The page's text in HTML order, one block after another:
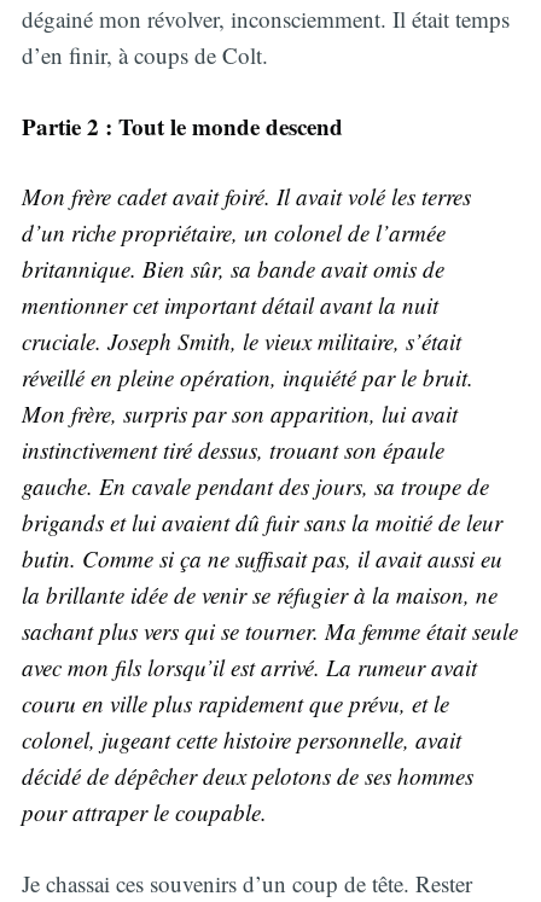
dégainé mon révolver, inconsciemment. Il était temps
d’en finir, à coups de Colt.
Partie 2 : Tout le monde descend
Mon frère cadet avait foiré. Il avait volé les terres
d’un riche propriétaire, un colonel de l’armée
britannique. Bien sûr, sa bande avait omis de
mentionner cet important détail avant la nuit
cruciale. Joseph Smith, le vieux militaire, s’était
réveillé en pleine opération, inquiété par le bruit.
Mon frère, surpris par son apparition, lui avait
instinctivement tiré dessus, trouant son épaule
gauche. En cavale pendant des jours, sa troupe de
brigands et lui avaient dû fuir sans la moitié de leur
butin. Comme si ça ne suffisait pas, il avait aussi eu
la brillante idée de venir se réfugier à la maison, ne
sachant plus vers qui se tourner. Ma femme était seule
avec mon fils lorsqu’il est arrivé. La rumeur avait
couru en ville plus rapidement que prévu, et le
colonel, jugeant cette histoire personnelle, avait
décidé de dépêcher deux pelotons de ses hommes
pour attraper le coupable.
Je chassai ces souvenirs d’un coup de tête. Rester